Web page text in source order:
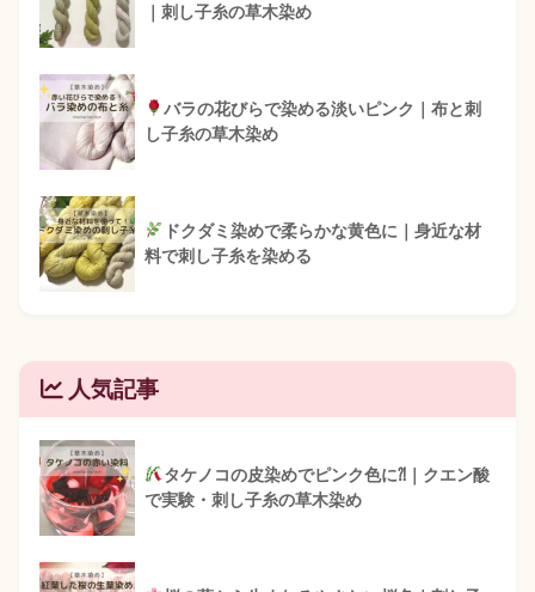
｜刺し子糸の草木染め
バラの花びらで染める淡いピンク｜布と刺
し子糸の草木染め
ドクダミ染めで柔らかな黄色に｜身近な材
料で刺し子糸を染める
人気記事
タケノコの皮染めでピンク色に⁈｜クエン酸
で実験・刺し子糸の草木染め